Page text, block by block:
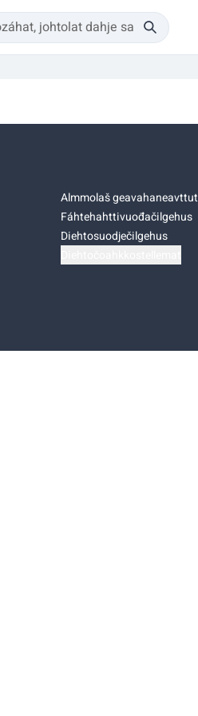
Almmolaš geavahaneavttut
Fáhtehahttivuođačilgehus
Diehtosuodječilgehus